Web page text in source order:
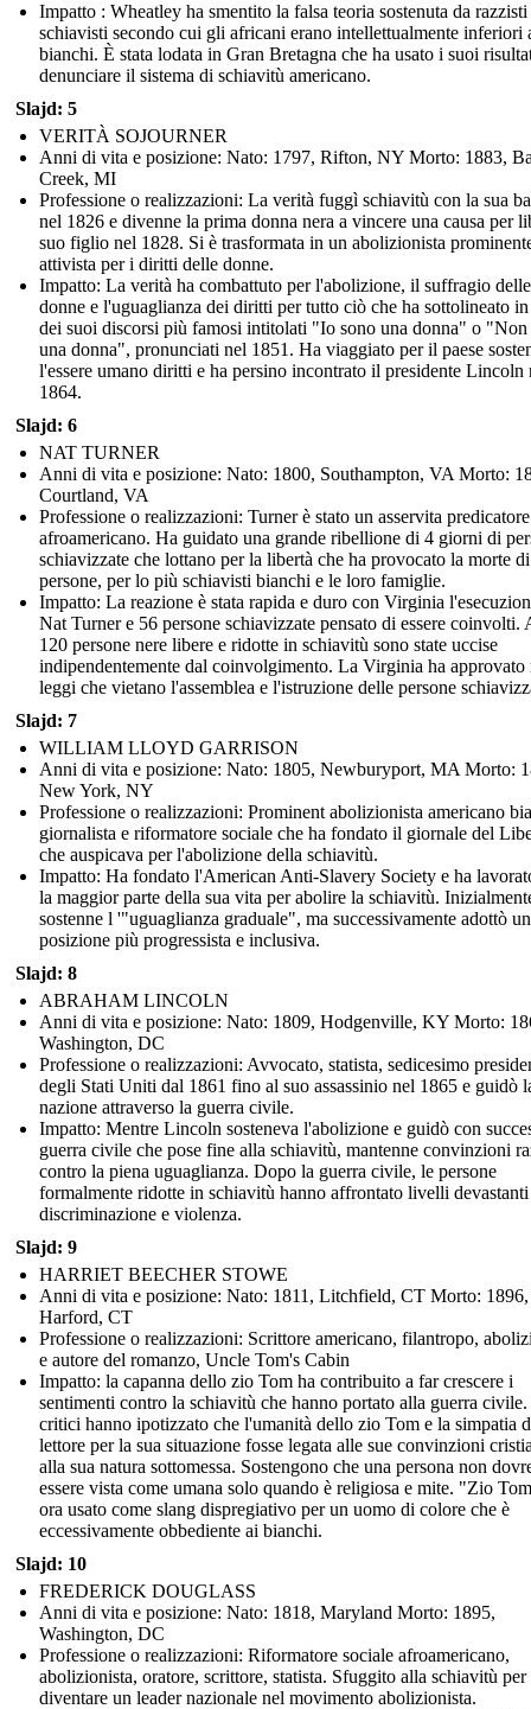
Impatto : Wheatley ha smentito la falsa teoria sostenuta da razzisti
schiavisti secondo cui gli africani erano intellettualmente inferiori
bianchi. È stata lodata in Gran Bretagna che ha usato i suoi
denunciare il sistema di schiavitù americano.
Slajd: 5
VERITÀ SOJOURNER
Anni di vita e posizione: Nato: 1797, Rifton, NY Morto: 1883,
Creek, MI
Professione o realizzazioni: La verità fuggì schiavitù con la sua
nel 1826 e divenne la prima donna nera a vincere una causa per
suo figlio nel 1828. Si è trasformata in un abolizionista
attivista per i diritti delle donne.
Impatto: La verità ha combattuto per l'abolizione, il suffragio delle
donne e l'uguaglianza dei diritti per tutto ciò che ha sottolineato
dei suoi discorsi più famosi intitolati "Io sono una donna" o "Non
una donna", pronunciati nel 1851. Ha viaggiato per il paese
l'essere umano diritti e ha persino incontrato il presidente Lincoln
1864.
Slajd: 6
NAT TURNER
Anni di vita e posizione: Nato: 1800, Southampton, VA Morto:
Courtland, VA
Professione o realizzazioni: Turner è stato un asservita predicatore
afroamericano. Ha guidato una grande ribellione di 4 giorni di
schiavizzate che lottano per la libertà che ha provocato la morte
persone, per lo più schiavisti bianchi e le loro famiglie.
Impatto: La reazione è stata rapida e duro con Virginia
Nat Turner e 56 persone schiavizzate pensato di essere coinvolti.
120 persone nere libere e ridotte in schiavitù sono state uccise
indipendentemente dal coinvolgimento. La Virginia ha approvato
leggi che vietano l'assemblea e l'istruzione delle persone
Slajd: 7
WILLIAM LLOYD GARRISON
Anni di vita e posizione: Nato: 1805, Newburyport, MA Morto:
New York, NY
Professione o realizzazioni: Prominent abolizionista americano
giornalista e riformatore sociale che ha fondato il giornale del
che auspicava per l'abolizione della schiavitù.
Impatto: Ha fondato l'American Anti-Slavery Society e ha
la maggior parte della sua vita per abolire la schiavitù.
sostenne l '"uguaglianza graduale", ma successivamente adottò
posizione più progressista e inclusiva.
Slajd: 8
ABRAHAM LINCOLN
Anni di vita e posizione: Nato: 1809, Hodgenville, KY Morto:
Washington, DC
Professione o realizzazioni: Avvocato, statista, sedicesimo
degli Stati Uniti dal 1861 fino al suo assassinio nel 1865 e guidò
nazione attraverso la guerra civile.
Impatto: Mentre Lincoln sosteneva l'abolizione e guidò con
guerra civile che pose fine alla schiavitù, mantenne convinzioni
contro la piena uguaglianza. Dopo la guerra civile, le persone
formalmente ridotte in schiavitù hanno affrontato livelli
discriminazione e violenza.
Slajd: 9
HARRIET BEECHER STOWE
Anni di vita e posizione: Nato: 1811, Litchfield, CT Morto: 1896,
Harford, CT
Professione o realizzazioni: Scrittore americano, filantropo,
e autore del romanzo, Uncle Tom's Cabin
Impatto: la capanna dello zio Tom ha contribuito a far crescere i
sentimenti contro la schiavitù che hanno portato alla guerra
critici hanno ipotizzato che l'umanità dello zio Tom e la simpatia
lettore per la sua situazione fosse legata alle sue convinzioni
alla sua natura sottomessa. Sostengono che una persona non
essere vista come umana solo quando è religiosa e mite. "Zio
ora usato come slang dispregiativo per un uomo di colore che è
eccessivamente obbediente ai bianchi.
Slajd: 10
FREDERICK DOUGLASS
Anni di vita e posizione: Nato: 1818, Maryland Morto: 1895,
Washington, DC
Professione o realizzazioni: Riformatore sociale afroamericano,
abolizionista, oratore, scrittore, statista. Sfuggito alla schiavitù per
diventare un leader nazionale nel movimento abolizionista.